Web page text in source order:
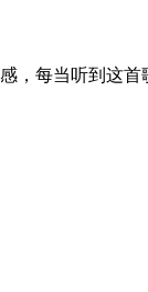
，每当听到这